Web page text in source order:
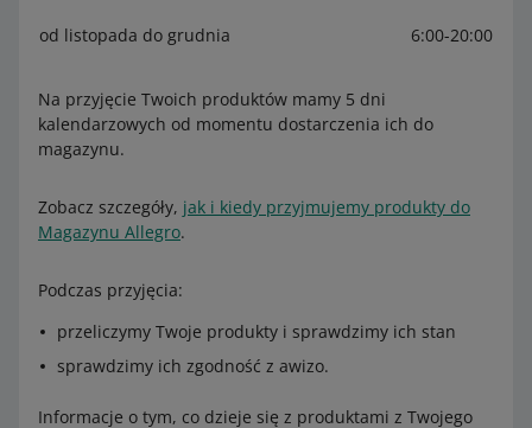
od listopada do grudnia 6:00-20:00
Na przyjęcie Twoich produktów mamy 5 dni
kalendarzowych od momentu dostarczenia ich do
magazynu.
Zobacz szczegóły, jak i kiedy przyjmujemy produkty do
Magazynu Allegro.
Podczas przyjęcia:
przeliczymy Twoje produkty i sprawdzimy ich stan
sprawdzimy ich zgodność z awizo.
Informacje o tym, co dzieje się z produktami z Twojego